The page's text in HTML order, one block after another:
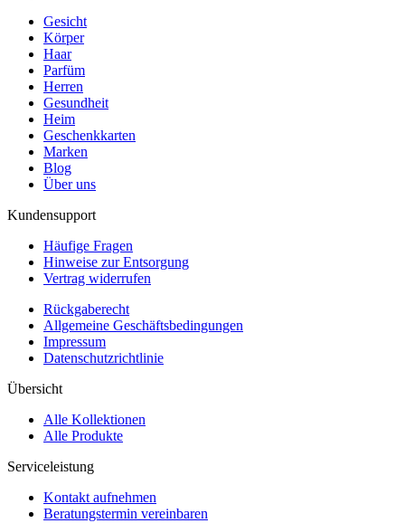
Gesicht
Körper
Haar
Parfüm
Herren
Gesundheit
Heim
Geschenkkarten
Marken
Blog
Über uns
Kundensupport
Häufige Fragen
Hinweise zur Entsorgung
Vertrag widerrufen
Rückgaberecht
Allgemeine Geschäftsbedingungen
Impressum
Datenschutzrichtlinie
Übersicht
Alle Kollektionen
Alle Produkte
Serviceleistung
Kontakt aufnehmen
Beratungstermin vereinbaren